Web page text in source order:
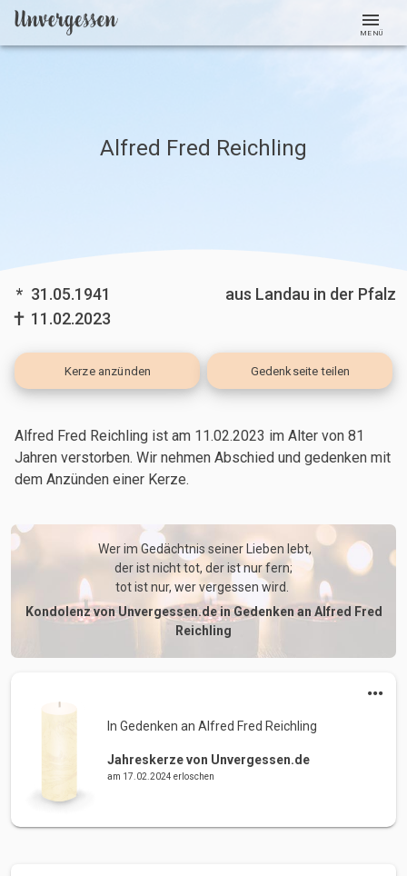
MENÜ
Alfred Fred Reichling
* 31.05.1941
11.02.2023
aus Landau in der Pfalz
Kerze anzünden Gedenkseite teilen
Alfred Fred Reichling ist am 11.02.2023 im Alter von 81
Jahrenverstorben. Wir nehmen Abschied und gedenken mit
dem Anzünden einer Kerze.
Wer im Gedächtnis seiner Lieben lebt,
der ist nicht tot, der ist nur fern;
tot ist nur, wer vergessen wird.
Kondolenz von Unvergessen.de in Gedenken an Alfred Fred
Reichling
In Gedenken an Alfred Fred Reichling
Jahreskerze von Unvergessen.de
am 17.02.2024 erloschen